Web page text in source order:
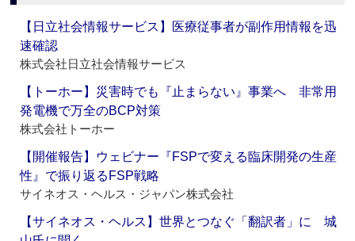
【日立社会情報サービス】医療従事者が副作用情報を迅
速確認
株式会社日立社会情報サービス
【トーホー】災害時でも『止まらない』事業へ 非常用
発電機で万全のBCP対策
株式会社トーホー
【開催報告】ウェビナー『FSPで変える臨床開発の生産
性』で振り返るFSP戦略
サイネオス・ヘルス・ジャパン株式会社
【サイネオス・ヘルス】世界とつなぐ「翻訳者」に 城